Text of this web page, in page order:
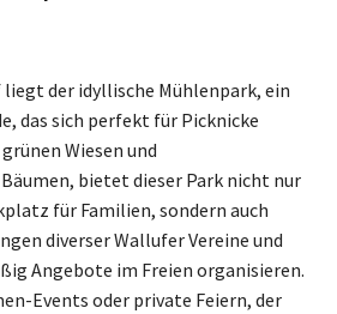
der idyllische Mühlenpark, ein
das sich perfekt für Picknicke
Wiesen und
bietet dieser Park nicht nur
für Familien, sondern auch
diverser Wallufer Vereine und
Angebote im Freien organisieren.
Events oder private Feiern, der